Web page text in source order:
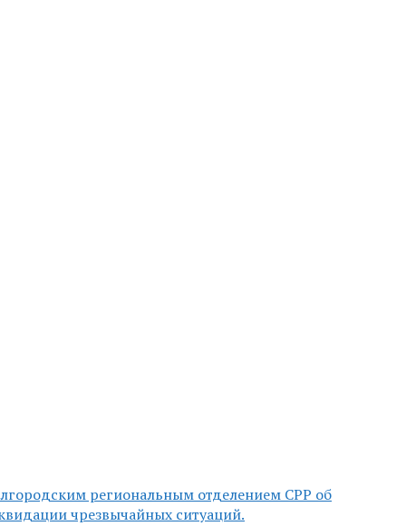
региональным отделением СРР об
чрезвычайных ситуаций.